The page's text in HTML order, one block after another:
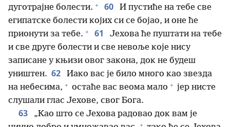
дуготрајне болести. + 60
И пустиће на тебе све
египатске болести којих си се бојао, и оне ће
прионути за тебе. + 61
Јехова ће пуштати на тебе
и све друге болести и све невоље које нису
записане у књизи овог закона, док не будеш
уништен. 62
Иако вас је било много као звезда
на небесима, + остаће вас веома мало + јер нисте
слушали глас Јехове, свог Бога.
63
„Као што се Јехова радовао док вам је
+